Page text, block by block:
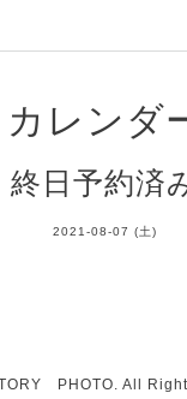
カレンダ
終日予約済
2021-08-07 (土)
PHOTO. All